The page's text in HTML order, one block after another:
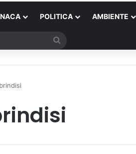
POLITICA AMBIENTE